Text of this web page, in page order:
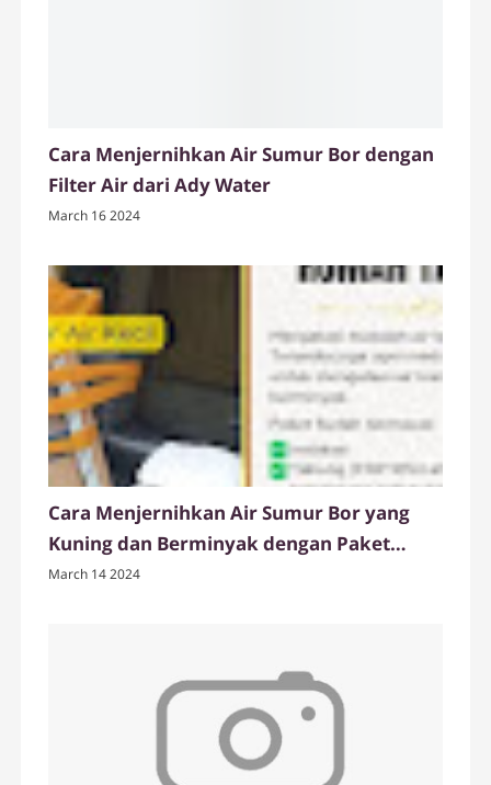
Cara Menjernihkan Air Sumur Bor dengan
Filter Air dari Ady Water
March 16 2024
Cara Menjernihkan Air Sumur Bor yang
Kuning dan Berminyak dengan Paket
Tabung Filter Air FRP dari Ady Water
March 14 2024